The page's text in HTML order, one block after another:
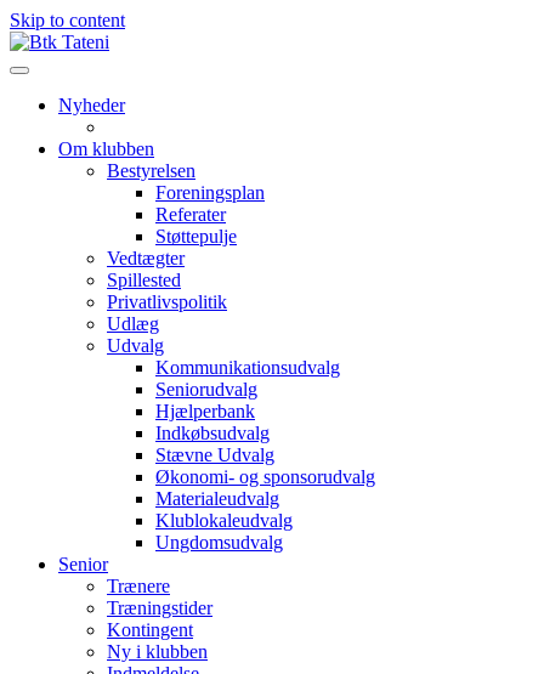
Skip to content
Nyheder
Om klubben
Bestyrelsen
Foreningsplan
Referater
Støttepulje
Vedtægter
Spillested
Privatlivspolitik
Udlæg
Udvalg
Kommunikationsudvalg
Seniorudvalg
Hjælperbank
Indkøbsudvalg
Stævne Udvalg
Økonomi- og sponsorudvalg
Materialeudvalg
Klublokaleudvalg
Ungdomsudvalg
Senior
Trænere
Træningstider
Kontingent
Ny i klubben